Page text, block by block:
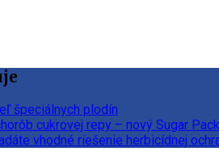
špeciálnych plodín
cukrovej repy – nový Sugar Pack
vhodné riešenie herbicídnej